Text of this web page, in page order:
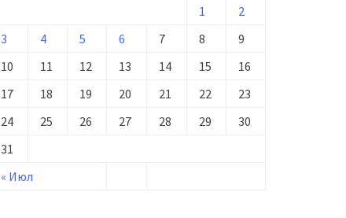
« Июл
1
2
3
4 5 6 7 8
9
10
11 12 13 14 15
16
17
18 19 20 21 22
23
24
25 26 27 28 29
30
31